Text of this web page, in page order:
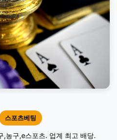
스포츠베팅
,농구,e스포츠. 업계 최고 배당.